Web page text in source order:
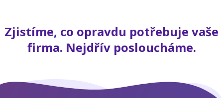
Zjistíme, co opravdu potřebuje vaše
firma. Nejdřív posloucháme.